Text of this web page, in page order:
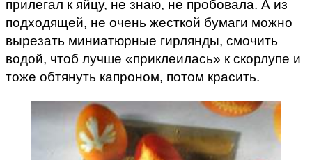
прилегал к яйцу, не знаю, не пробовала. А из
подходящей, не очень жесткой бумаги можно
вырезать миниатюрные гирлянды, смочить
водой, чтоб лучше «приклеилась» к скорлупе и
тоже обтянуть капроном, потом красить.